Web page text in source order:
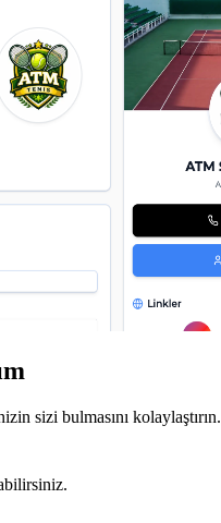
sizi bulmasını kolaylaştırın.